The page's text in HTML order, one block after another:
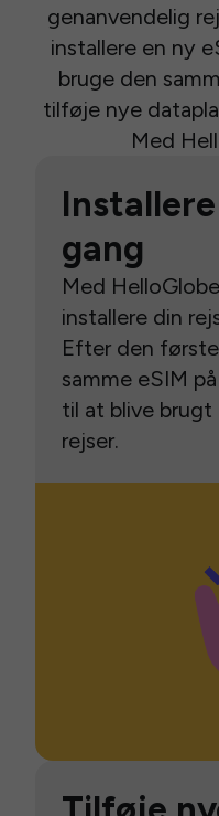
genanvendelig
installere en ny
bruge den
tilføje nye
Med
gang
Med
installere din
Efter den
samme eSIM
til at blive
rejser.